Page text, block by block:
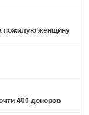
пожилую женщину
400 доноров